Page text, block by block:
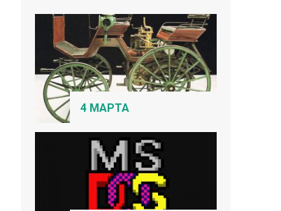
4 МАРТА